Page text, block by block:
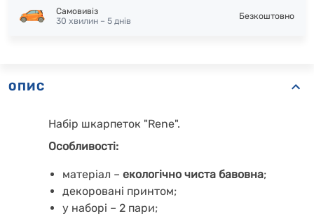
Самовивіз
30 хвилин – 5 днів
Безкоштовно
ОПИС
Набір шкарпеток "Rene".
Особливості:
матеріал – екологічно чиста бавовна;
декоровані принтом;
у наборі – 2 пари;